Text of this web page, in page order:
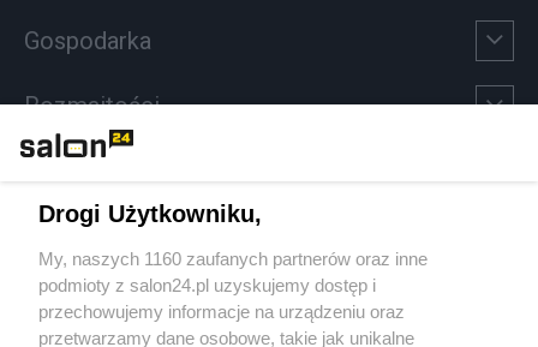
Gospodarka
Rozmaitości
Sport
Społeczeństwo
Drogi Użytkowniku,
My, naszych 1160 zaufanych partnerów oraz inne
podmioty z salon24.pl uzyskujemy dostęp i
przechowujemy informacje na urządzeniu oraz
przetwarzamy dane osobowe, takie jak unikalne